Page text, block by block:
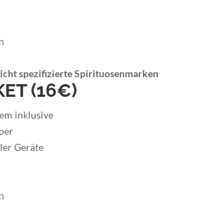
spezifizierte Spirituosenmarken
(16€)
inklusive
Geräte